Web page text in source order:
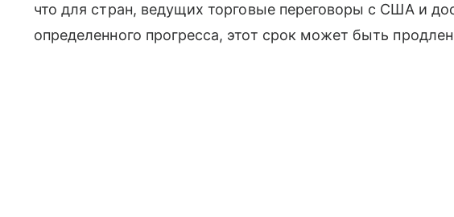
что для стран, ведущих торговые переговоры с США и
определенного прогресса, этот срок может быть